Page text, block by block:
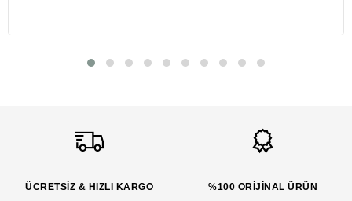
ÜCRETSİZ & HIZLI KARGO
%100 ORİJİNAL ÜRÜN